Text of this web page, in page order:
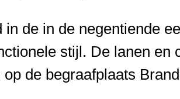
de in de negentiende
stijl. De lanen en
de begraafplaats